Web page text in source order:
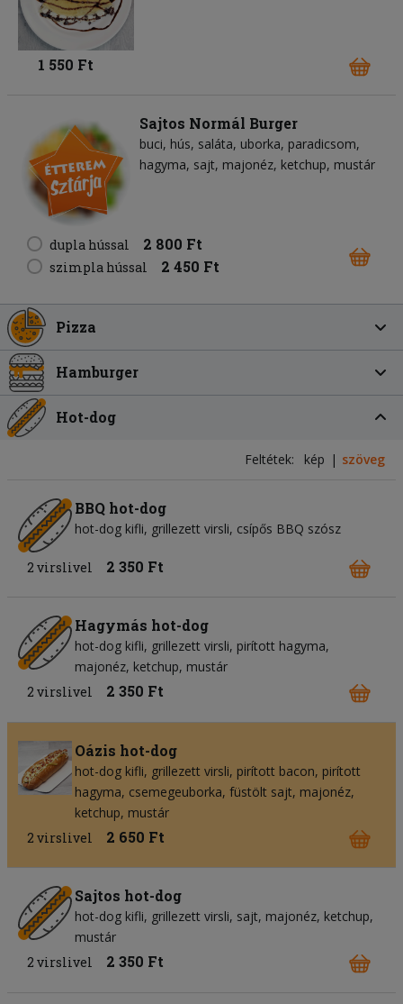
1 550 Ft
Sajtos Normál Burger
buci hús saláta uborka paradicsom
hagyma sajt majonéz ketchup mustár
dupla hússal 2 800 Ft
szimpla hússal 2 450 Ft
Pizza
Hamburger
Hot-dog
Feltétek: kép szöveg
BBQ hot-dog
hot-dog kifli grillezett virsli csípős BBQ szósz
2 virslivel 2 350 Ft
Hagymás hot-dog
hot-dog kifli grillezett virsli pirított hagyma
majonéz ketchup mustár
2 virslivel
2 350 Ft
Oázis hot-dog
hot-dog kifli grillezett virsli pirított bacon pirított
hagyma csemegeuborka füstölt sajt majonéz
ketchup mustár
2 virslivel
2 650 Ft
Sajtos hot-dog
hot-dog kifli grillezett virsli sajt majonéz ketchup
mustár
2 virslivel
2 350 Ft